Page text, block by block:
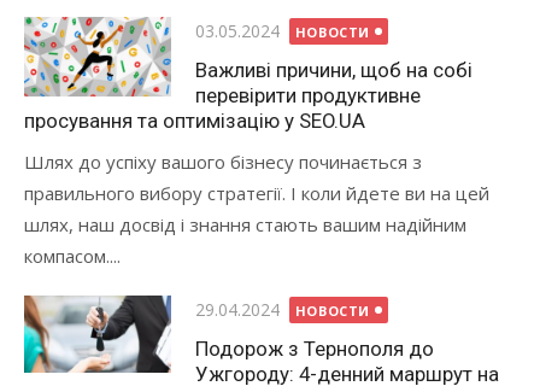
Опубликовано
03.05.2024 НОВОСТИ
Важливі причини, щоб на собі
перевірити продуктивне
просування та оптимізацію у SEO.UA
Шлях до успіху вашого бізнесу починається з
правильного вибору стратегії. І коли йдете ви на цей
шлях, наш досвід і знання стають вашим надійним
компасом....
Опубликовано
29.04.2024 НОВОСТИ
Подорож з Тернополя до
Ужгороду: 4-денний маршрут на